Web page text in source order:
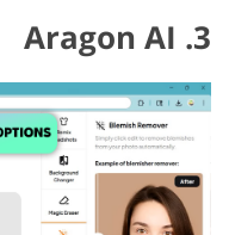
3. Aragon AI